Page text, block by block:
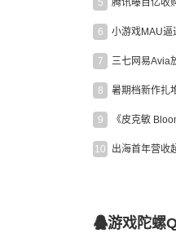
5
6 小游戏MAU逼
7
8
9
10
游戏陀螺